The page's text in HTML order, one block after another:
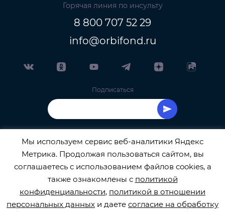
Горячая линия по инсульту
8 800 707 52 29
info@orbifond.ru
Подписаться
ОФИЦИАЛЬНЫЙ ОПЕРАТОР ОБРАБОТКИ
ПЕРСОНАЛЬНЫХ ДАННЫХ РЕГИСТРАЦИОННЫЙ
НОМЕР 77-22-133540
Мы используем сервис веб-аналитики Яндекс
Метрика. Продолжая пользоваться сайтом, вы
соглашаетесь с использованием файлов cookies, а
также ознакомлены с политикой
конфиденциальности, политикой в отношении
персональных данных и даете согласие на обработку